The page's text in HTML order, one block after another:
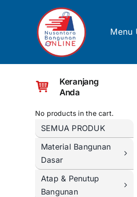
Menu
Keranjang
Anda
No products in the cart.
SEMUA PRODUK
Material Bangunan
Dasar
Atap & Penutup
Bangunan